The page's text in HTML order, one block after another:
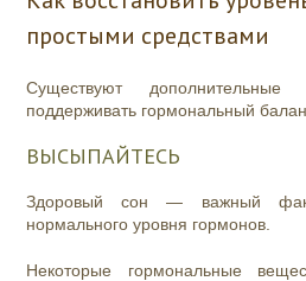
простыми средствами
Существуют
поддерживать гормональный
ВЫСЫПАЙТЕСЬ
Здоровый сон — важный
нормального уровня гормонов.
Некоторые гормональные